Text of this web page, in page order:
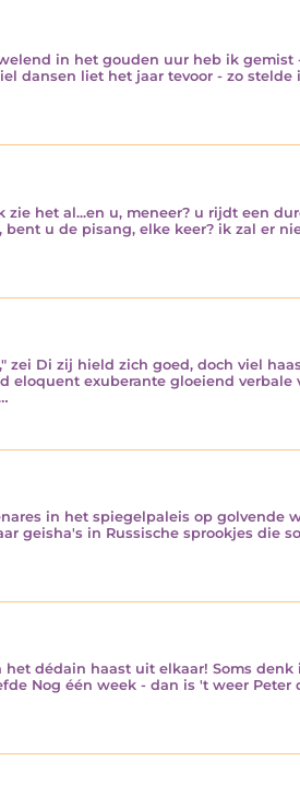
in het gouden uur heb ik
dansen liet het jaar tevoor - zo
zie het al...en u, meneer? u rijdt een
u de pisang, elke keer? ik zal er
Di zij hield zich goed, doch viel
eloquent exuberante gloeiend
in het spiegelpaleis op golvende
geisha's in Russische sprookjes die
dédain haast uit elkaar! Soms
Nog één week - dan is 't weer